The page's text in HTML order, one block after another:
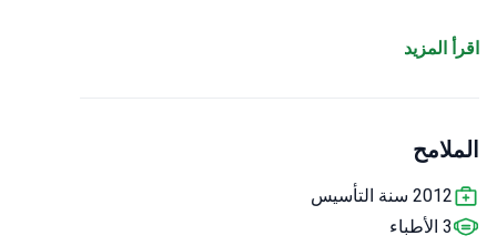
Accredited
preventive measures for children and adults.
اقرأ المزيد
الملامح
2012 سنة التأسيس
3 الأطباء